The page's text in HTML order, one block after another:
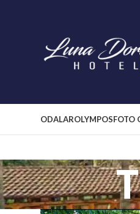
ODALAROLYMPOSFOTO